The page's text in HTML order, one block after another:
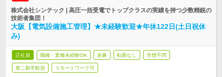
株式会社シンテック | 高圧一括受電でトップクラスの実績を持つ少数精鋭の
技術者集団！
大阪【電気設備施工管理】★未経験歓迎★年休122日(土日祝休
み)
正社員 職種・業種未経験OK 急募 転勤なし 学歴不問
第二新卒歓迎 リモートワーク可